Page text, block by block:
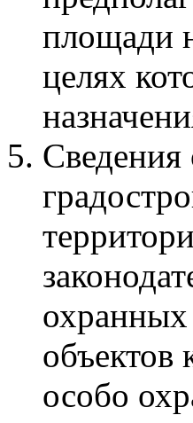
площади
целях
Сведения
объектов
особо